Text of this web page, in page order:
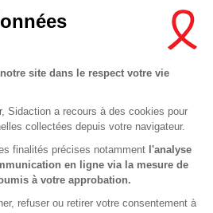
site dans le respect votre vie
Sidaction a recours à des cookies pour
collectées depuis votre navigateur.
finalités précises notamment l'analyse
en ligne via la mesure de
à votre approbation.
refuser ou retirer votre consentement à
:
ET PROTECTION DES DONNÉES